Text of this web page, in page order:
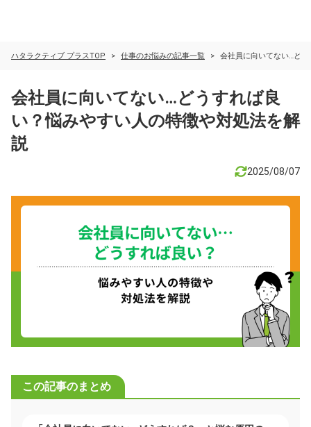
ハタラクティブ プラスTOP 仕事のお悩みの記事一覧 会社員に向いてない…ど
会社員に向いてない…どうすれば良
い？悩みやすい人の特徴や対処法を解
説
2025/08/07
この記事のまとめ